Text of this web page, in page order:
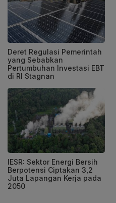
Deret Regulasi Pemerintah
yang Sebabkan
Pertumbuhan Investasi EBT
di RI Stagnan
IESR: Sektor Energi Bersih
Berpotensi Ciptakan 3,2
Juta Lapangan Kerja pada
2050